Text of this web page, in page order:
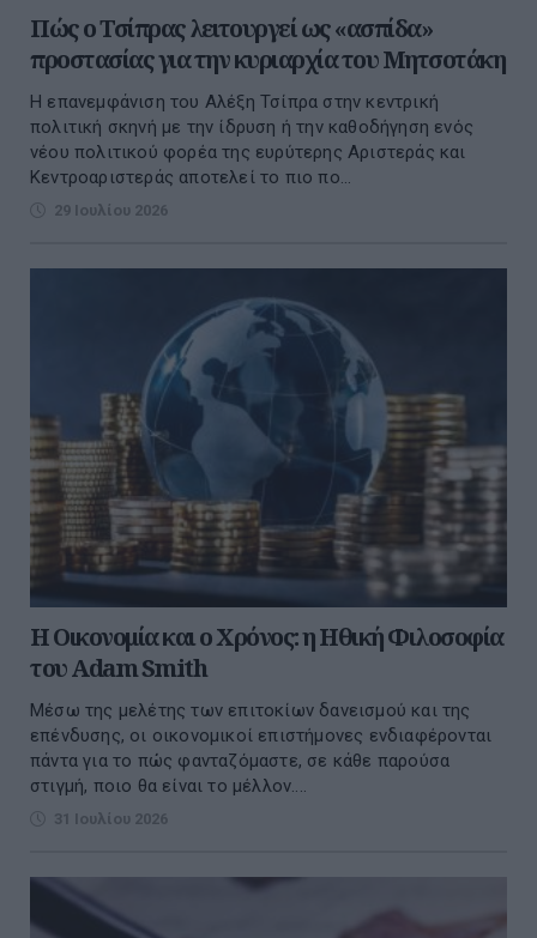
Πώς ο Τσίπρας λειτουργεί ως «ασπίδα»
προστασίας για την κυριαρχία του Μητσοτάκη
Η επανεμφάνιση του Αλέξη Τσίπρα στην κεντρική
πολιτική σκηνή με την ίδρυση ή την καθοδήγηση ενός
νέου πολιτικού φορέα της ευρύτερης Αριστεράς και
Κεντροαριστεράς αποτελεί το πιο πο...
29 Ιουλίου 2026
Η Οικονομία και ο Χρόνος: η Ηθική Φιλοσοφία
του Adam Smith
Μέσω της μελέτης των επιτοκίων δανεισμού και της
επένδυσης, οι οικονομικοί επιστήμονες ενδιαφέρονται
πάντα για το πώς φανταζόμαστε, σε κάθε παρούσα
στιγμή, ποιο θα είναι το μέλλον....
31 Ιουλίου 2026